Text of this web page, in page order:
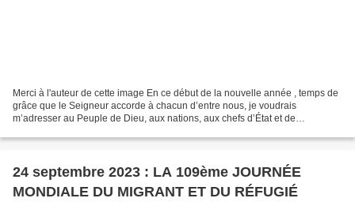
Merci à l'auteur de cette image En ce début de la nouvelle année , temps de
grâce que le Seigneur accorde à chacun d’entre nous, je voudrais
m’adresser au Peuple de Dieu, aux nations, aux chefs d’État et de
24 septembre 2023 : LA 109ème JOURNÉE
MONDIALE DU MIGRANT ET DU RÉFUGIÉ